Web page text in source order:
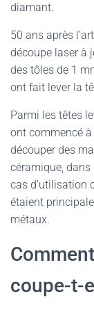
diamant.
50 ans après
découpe laser à
des tôles de 1
ont fait lever la
Parmi les têtes
ont commencé
découper des
céramique, dans
cas d’utilisation
étaient
métaux.
coupe-t-